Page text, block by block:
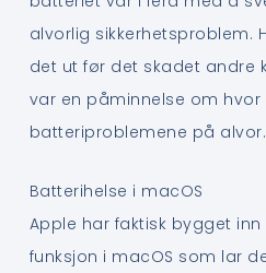
alvorlig sikkerhetsproblem.
det ut før det skadet andre
var en påminnelse om
batteriproblemene på alvor.
Batterihelse i macOS
Apple har faktisk bygget
funksjon i macOS som lar